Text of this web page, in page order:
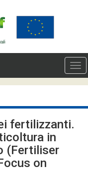
fertilizzanti.
in
(Fertiliser
on